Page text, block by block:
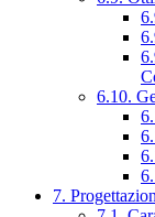
6.10.
7.